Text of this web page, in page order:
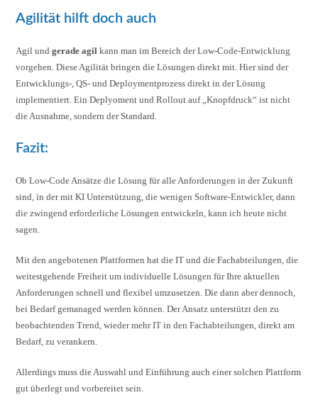
Agilität hilft doch auch
Agil undgerade agil kann man im Bereich der Low-Code-Entwicklung
vorgehen. Diese Agilität bringen die Lösungen direkt mit. Hier sind der
Entwicklungs-, QS- und Deploymentprozess direkt in der Lösung
implementiert. Ein Deplyoment und Rollout auf „Knopfdruck“ ist nicht
die Ausnahme, sondern der Standard.
Fazit:
Ob Low-Code Ansätze die Lösung für alle Anforderungen in der Zukunft
sind, in der mit KI Unterstützung, die wenigen Software-Entwickler, dann
die zwingend erforderliche Lösungen entwickeln, kann ich heute nicht
sagen.
Mit den angebotenen Plattformen hat die IT und die Fachabteilungen, die
weitestgehende Freiheit um individuelle Lösungen für Ihre aktuellen
Anforderungen schnell und flexibel umzusetzen. Die dann aber dennoch,
bei Bedarf gemanaged werden können. Der Ansatz unterstützt den zu
beobachtenden Trend, wieder mehr IT in den Fachabteilungen, direkt am
Bedarf, zu verankern.
Allerdings muss die Auswahl und Einführung auch einer solchen Plattform
gut überlegt und vorbereitet sein.